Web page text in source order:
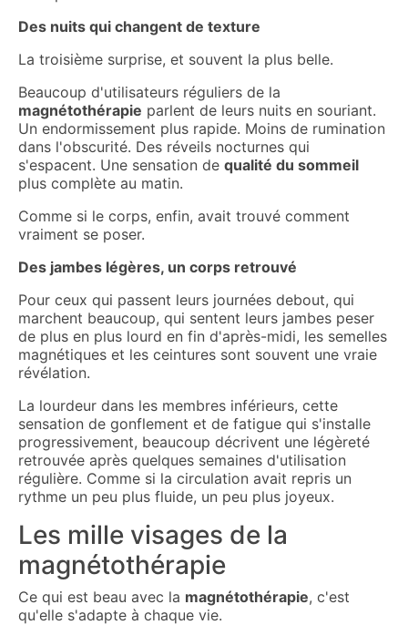
Des nuits qui changent de texture
La troisième surprise, et souvent la plus belle.
Beaucoup d'utilisateurs réguliers de la
magnétothérapie parlent de leurs nuits en souriant.
Un endormissement plus rapide. Moins de rumination
dans l'obscurité. Des réveils nocturnes qui
s'espacent. Une sensation de qualité du sommeil
plus complète au matin.
Comme si le corps, enfin, avait trouvé comment
vraiment se poser.
Des jambes légères, un corps retrouvé
Pour ceux qui passent leurs journées debout, qui
marchent beaucoup, qui sentent leurs jambes peser
de plus en plus lourd en fin d'après-midi, les semelles
magnétiques et les ceintures sont souvent une vraie
révélation.
La lourdeur dans les membres inférieurs, cette
sensation de gonflement et de fatigue qui s'installe
progressivement, beaucoup décrivent une légèreté
retrouvée après quelques semaines d'utilisation
régulière. Comme si la circulation avait repris un
rythme un peu plus fluide, un peu plus joyeux.
Les mille visages de la
magnétothérapie
Ce qui est beau avec la magnétothérapie, c'est
qu'elle s'adapte à chaque vie.